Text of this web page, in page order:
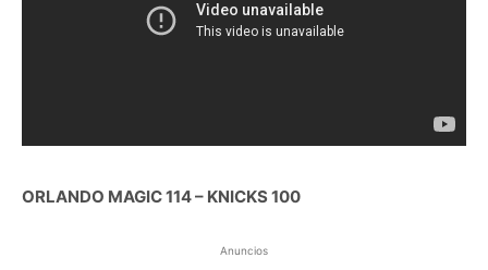
ORLANDO MAGIC 114 – KNICKS 100
Anuncios